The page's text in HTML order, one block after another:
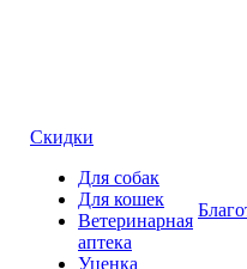
Скидки
Для собак
Для кошек
Ветеринарная
аптека
Уценка